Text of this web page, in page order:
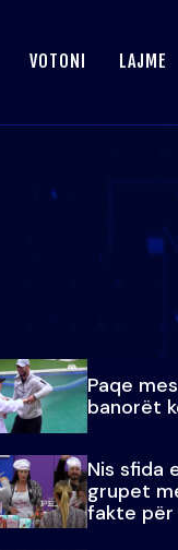
VOTONI LAJME
Paqe
banorët
Nis sfida
grupet
fakte